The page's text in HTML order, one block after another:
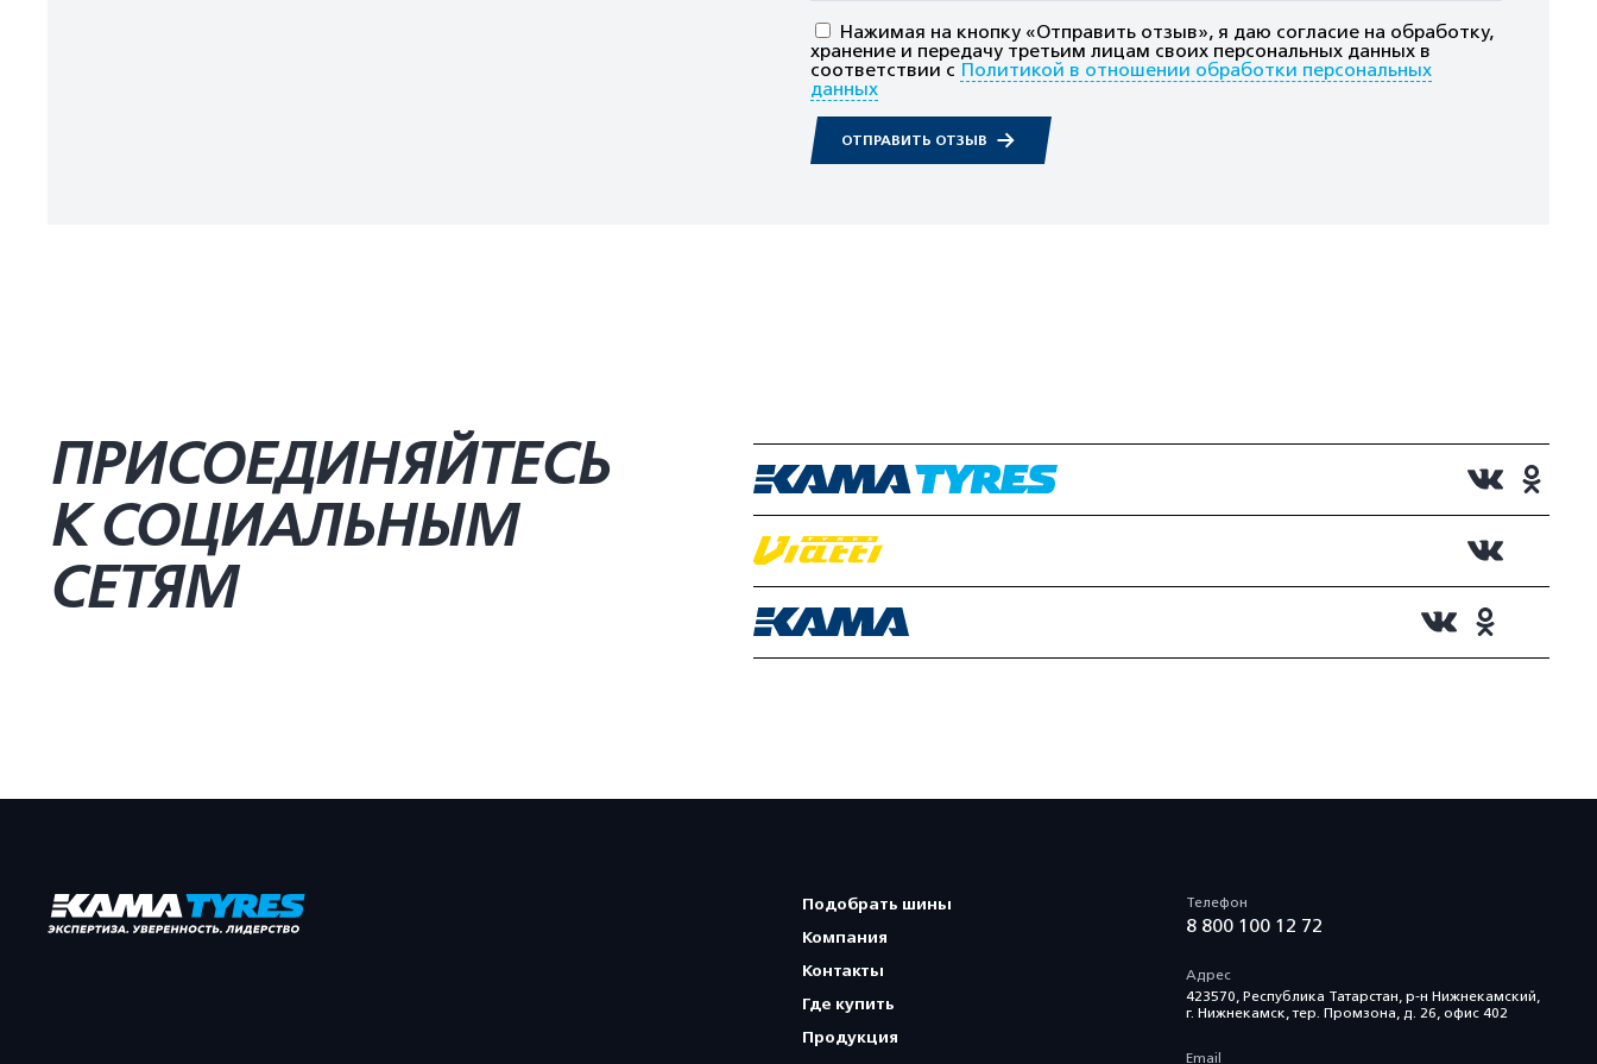
Нажимая на кнопку «Отправить отзыв», я даю согласие на обработку,
хранение и передачу третьим лицам своих персональных данных в
соответствии с Политикой в отношении обработки персональных
данных
ОТПРАВИТЬ ОТЗЫВ
ПРИСОЕДИНЯЙТЕСЬ
К СОЦИАЛЬНЫМ
СЕТЯМ
Подобрать шины
Компания
Контакты
Где купить
Продукция
Телефон
8 800 100 12 72
Адрес
423570, Республика Татарстан, р-н Нижнекамский,
г. Нижнекамск, тер. Промзона, д. 26, офис 402
Email